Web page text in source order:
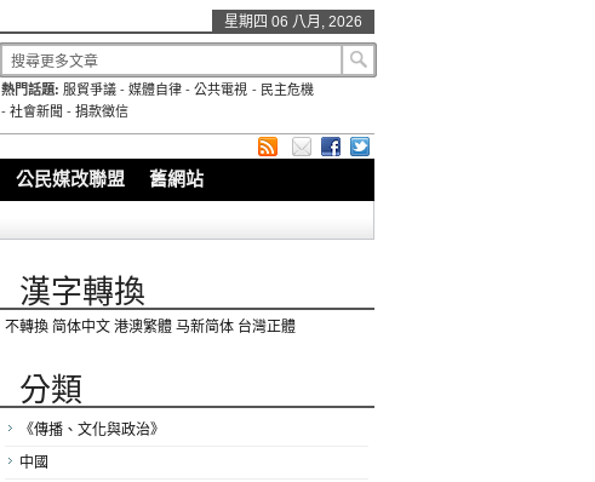
星期四 06 八月, 2026
熱門話題: 服貿爭議 -媒體自律 -公共電視 - 民主危機
- 社會新聞 - 捐款徵信
公民媒改聯盟 舊網站
漢字轉換
不轉換 简体中文 港澳繁體 马新简体 台灣正體
分類
《傳播、文化與政治》
中國